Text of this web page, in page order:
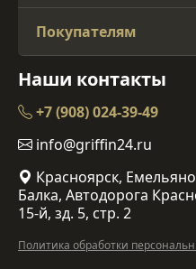
Покупателям
Наши контакты
+7 (908) 024-39-49
info@griffin24.ru
Красноярск,
Балка, Автодорога
15-й, зд. 5, стр. 2
Политика обработки